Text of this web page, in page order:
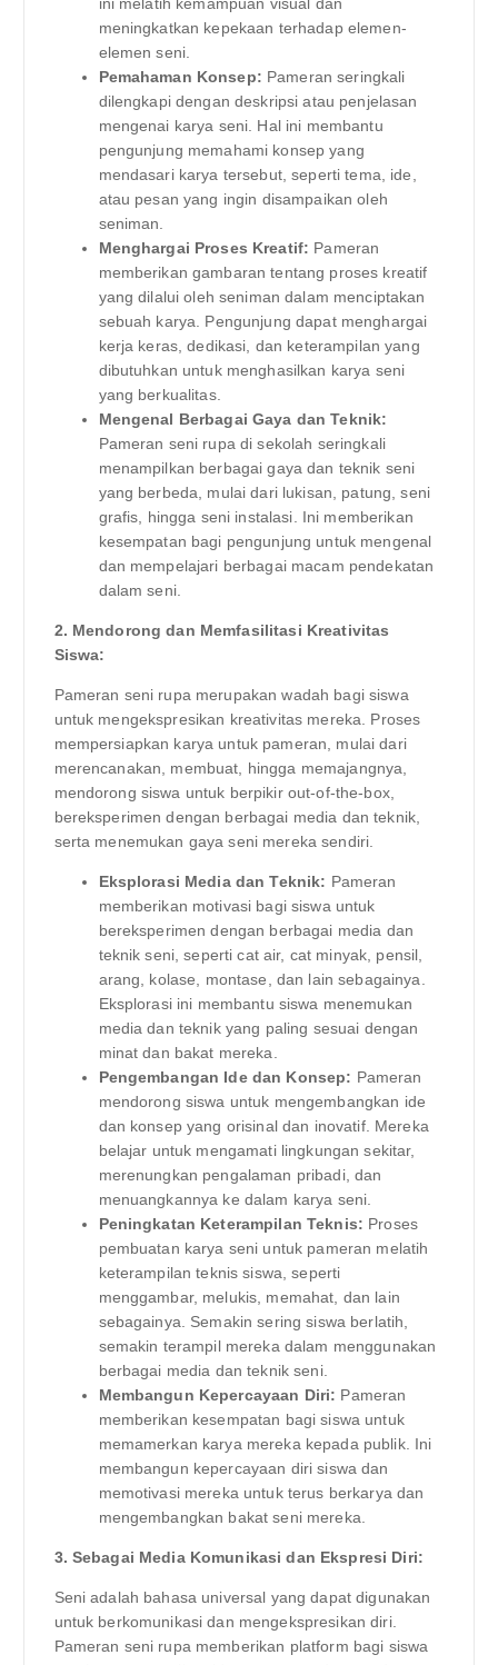
meningkatkan kepekaan terhadap elemen-
elemen seni.
Pemahaman Konsep: Pameran seringkali
dilengkapi dengan deskripsi atau penjelasan
mengenai karya seni. Hal ini membantu
pengunjung memahami konsep yang
mendasari karya tersebut, seperti tema, ide,
atau pesan yang ingin disampaikan oleh
seniman.
Menghargai Proses Kreatif: Pameran
memberikan gambaran tentang proses kreatif
yang dilalui oleh seniman dalam menciptakan
sebuah karya. Pengunjung dapat menghargai
kerja keras, dedikasi, dan keterampilan yang
dibutuhkan untuk menghasilkan karya seni
yang berkualitas.
Mengenal Berbagai Gaya dan Teknik:
Pameran seni rupa di sekolah seringkali
menampilkan berbagai gaya dan teknik seni
yang berbeda, mulai dari lukisan, patung, seni
grafis, hingga seni instalasi. Ini memberikan
kesempatan bagi pengunjung untuk mengenal
dan mempelajari berbagai macam pendekatan
dalam seni.
2. Mendorong dan Memfasilitasi Kreativitas
Siswa:
Pameran seni rupa merupakan wadah bagi siswa
untuk mengekspresikan kreativitas mereka. Proses
mempersiapkan karya untuk pameran, mulai dari
merencanakan, membuat, hingga memajangnya,
mendorong siswa untuk berpikir out-of-the-box,
bereksperimen dengan berbagai media dan teknik,
serta menemukan gaya seni mereka sendiri.
Eksplorasi Media dan Teknik: Pameran
memberikan motivasi bagi siswa untuk
bereksperimen dengan berbagai media dan
teknik seni, seperti cat air, cat minyak, pensil,
arang, kolase, montase, dan lain sebagainya.
Eksplorasi ini membantu siswa menemukan
media dan teknik yang paling sesuai dengan
minat dan bakat mereka.
Pengembangan Ide dan Konsep: Pameran
mendorong siswa untuk mengembangkan ide
dan konsep yang orisinal dan inovatif. Mereka
belajar untuk mengamati lingkungan sekitar,
merenungkan pengalaman pribadi, dan
menuangkannya ke dalam karya seni.
Peningkatan Keterampilan Teknis: Proses
pembuatan karya seni untuk pameran melatih
keterampilan teknis siswa, seperti
menggambar, melukis, memahat, dan lain
sebagainya. Semakin sering siswa berlatih,
semakin terampil mereka dalam menggunakan
berbagai media dan teknik seni.
Membangun Kepercayaan Diri: Pameran
memberikan kesempatan bagi siswa untuk
memamerkan karya mereka kepada publik. Ini
membangun kepercayaan diri siswa dan
memotivasi mereka untuk terus berkarya dan
mengembangkan bakat seni mereka.
3. Sebagai Media Komunikasi dan Ekspresi Diri:
Seni adalah bahasa universal yang dapat digunakan
untuk berkomunikasi dan mengekspresikan diri.
Pameran seni rupa memberikan platform bagi siswa